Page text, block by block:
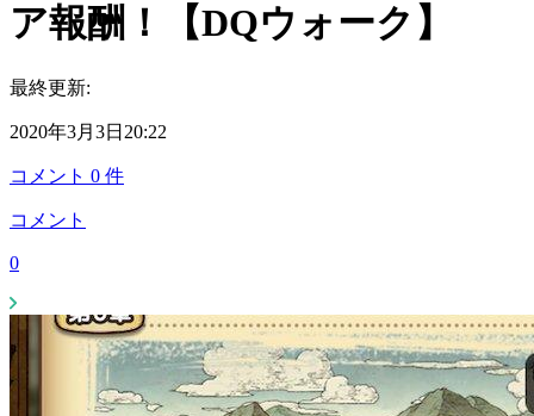
ア報酬！【DQウォーク】
最終更新:
2020年3月3日20:22
コメント 0 件
コメント
0